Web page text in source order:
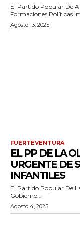
El Partido Popular De
Formaciones Políticas
Agosto 13, 2025
FUERTEVENTURA
EL PP DE LA
URGENTE DE
INFANTILES
El Partido Popular De
Gobierno...
Agosto 4, 2025